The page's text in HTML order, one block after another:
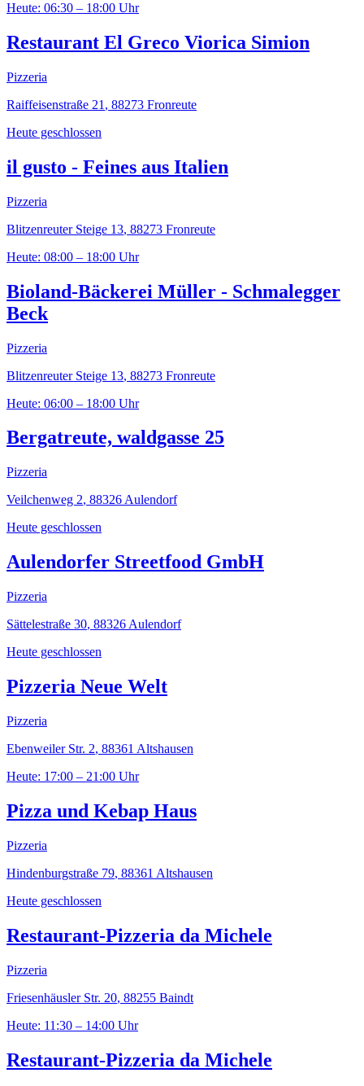
Heute: 06:30 – 18:00 Uhr
Restaurant El Greco Viorica Simion
Pizzeria
Raiffeisenstraße 21 , 88273 Fronreute
Heute geschlossen
il gusto - Feines aus Italien
Pizzeria
Blitzenreuter Steige 13, 88273 Fronreute
Heute: 08:00 – 18:00 Uhr
Bioland-Bäckerei Müller - Schmalegger
Beck
Pizzeria
Blitzenreuter Steige 13, 88273 Fronreute
Heute: 06:00 – 18:00 Uhr
Bergatreute, waldgasse 25
Pizzeria
Veilchenweg 2, 88326 Aulendorf
Heute geschlossen
Aulendorfer Streetfood GmbH
Pizzeria
Sättelestraße 30, 88326 Aulendorf
Heute geschlossen
Pizzeria Neue Welt
Pizzeria
Ebenweiler Str. 2, 88361 Altshausen
Heute: 17:00 – 21:00 Uhr
Pizza und Kebap Haus
Pizzeria
Hindenburgstraße 79, 88361 Altshausen
Heute geschlossen
Restaurant-Pizzeria da Michele
Pizzeria
Friesenhäusler Str. 20, 88255 Baindt
Heute: 11:30 – 14:00 Uhr
Restaurant-Pizzeria da Michele